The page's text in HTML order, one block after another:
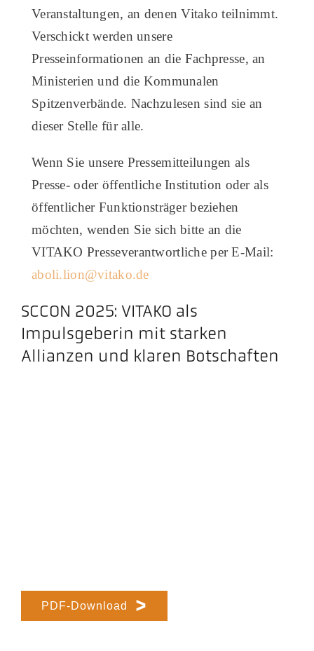
Veranstaltungen, an denen Vitako teilnimmt.
Verschickt werden unsere
Presseinformationen an die Fachpresse, an
Ministerien und die Kommunalen
Spitzenverbände. Nachzulesen sind sie an
dieser Stelle für alle.
​Wenn Sie unsere Pressemitteilungen als
Presse- oder öffentliche Institution oder als
öffentlicher Funktionsträger beziehen
möchten, wenden Sie sich bitte an die
VITAKO Presseverantwortliche per E-Mail:
aboli.lion@vitako.de
SCCON 2025: VITAKO als
Impulsgeberin mit starken
Allianzen und klaren Botschaften
PDF-Download